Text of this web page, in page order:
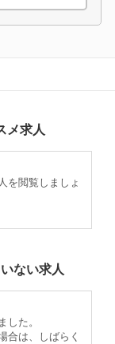
メ求人
を閲覧しましょ
ない求人
した。
合は、しばらく